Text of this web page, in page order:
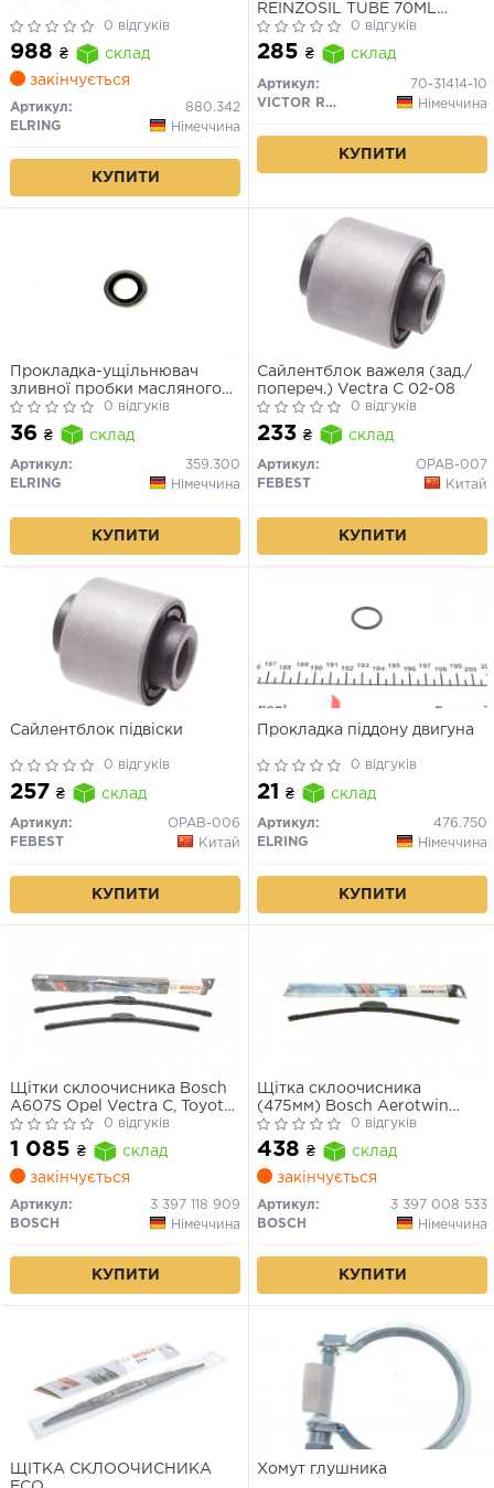
0 відгуків
988 ₴
склад
закінчується
Артикул:
880.342
ELRING
Німеччина
КУПИТИ
REINZOSIL TUBE 70ML
-50/+300 (антрацит)
0 відгуків
285 ₴ склад
Артикул:
70-31414-10
VICTOR REINZ
Німеччина
КУПИТИ
Прокладка-ущільнювач
зливної пробки масляного
піддона
0 відгуків
36 ₴ склад
Артикул:
359.300
ELRING
Німеччина
КУПИТИ
Сайлентблок важеля (зад./
попереч.) Vectra C 02-08
0 відгуків
233 ₴ склад
Артикул:
OPAB-007
FEBEST
Китай
КУПИТИ
Сайлентблок підвіски
0 відгуків
257 ₴ склад
Артикул:
OPAB-006
FEBEST
Китай
КУПИТИ
Прокладка піддону двигуна
0 відгуків
21 ₴ склад
Артикул:
476.750
ELRING
Німеччина
КУПИТИ
Щітки склоочисника Bosch
A607S Opel Vectra C, Toyota
RAV4
0 відгуків
1 085 ₴
склад
закінчується
Артикул:
3 397 118 909
BOSCH
Німеччина
КУПИТИ
Щітка склоочисника
(475мм) Bosch Aerotwin
Retro
0 відгуків
438 ₴
склад
закінчується
Артикул:
3 397 008 533
BOSCH
Німеччина
КУПИТИ
ЩІТКА СКЛООЧИСНИКА
Хомут глушника